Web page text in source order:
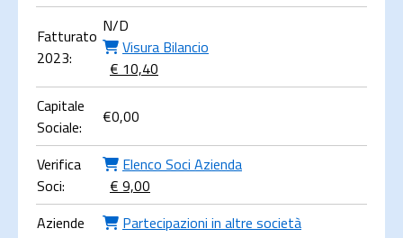
Fatturato
2023:
N/D
Visura Bilancio
€ 10,40
Capitale
Sociale:
€0,00
Verifica
Soci:
Elenco Soci Azienda
€ 9,00
Aziende
Partecipazioni in altre società